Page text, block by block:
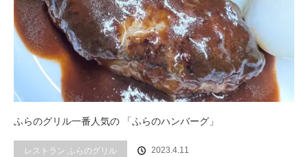
ふらのグリル一番人気の 「ふらのハンバーグ」
レストラン ふらのグリル 2023.4.11